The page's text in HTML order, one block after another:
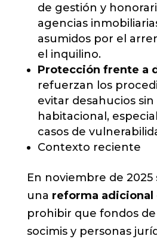
de gestión y
agencias
asumidos por el
el inquilino.
Protección frente a
refuerzan los
evitar desahucios
habitacional,
casos de
Contexto reciente
En noviembre de 2025
una reforma adicional
prohibir que fondos
socimis y personas